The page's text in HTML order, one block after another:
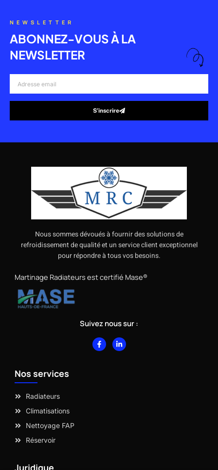
NEWSLETTER
ABONNEZ-VOUS À LA
NEWSLETTER
email
S’inscrire
Nous sommes dévoués à fournir des solutions de
refroidissement de qualité et un service client exceptionnel
pour répondre à tous vos besoins.
Martinage Radiateurs est certifié Mase®
Suivez nous sur :
F
a
c
L
i
n
Nos services
Radiateurs
Climatisations
Nettoyage FAP
Réservoir
Juridique